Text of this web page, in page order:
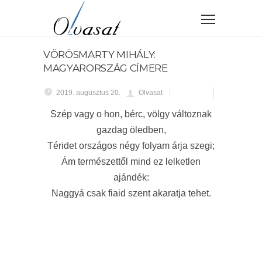
VÖRÖSMARTY MIHÁLY:
MAGYARORSZÁG CÍMERE
2019. augusztus 20. Olvasat
Szép vagy o hon, bérc, völgy változnak
gazdag öledben,
Téridet országos négy folyam árja szegi;
Ám természettől mind ez lelketlen
ajándék:
Naggyá csak fiaid szent akaratja tehet.